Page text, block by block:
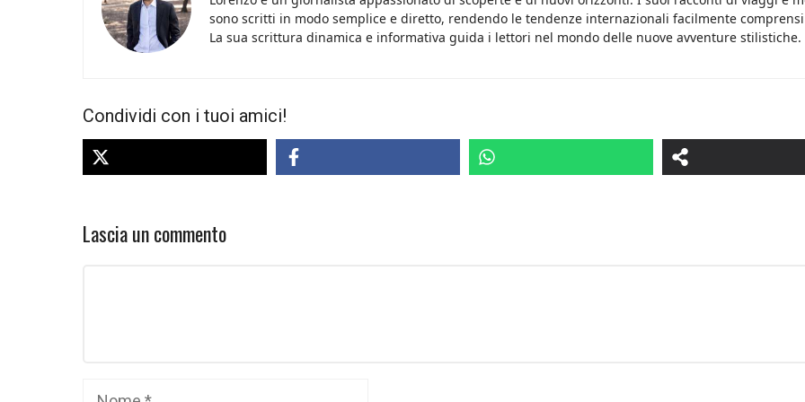
sono scritti in modo semplice e diretto, rendendo le tendenze internazionali facilmente
La sua scrittura dinamica e informativa guida i lettori nel mondo delle nuove avventure stilistiche.
Condividi con i tuoi amici!
Lascia un commento